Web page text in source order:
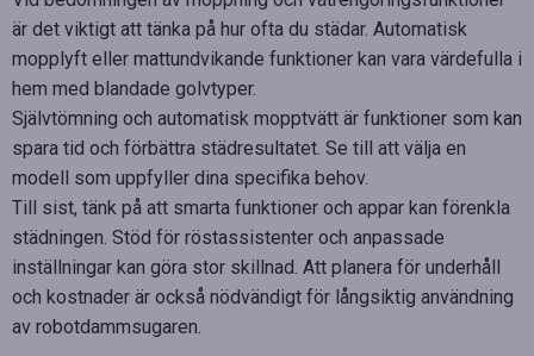
är det viktigt att tänka på hur ofta du städar. Automatisk
mopplyft eller mattundvikande funktioner kan vara värdefulla i
hem med blandade golvtyper.
Självtömning och automatisk mopptvätt är funktioner som kan
spara tid och förbättra städresultatet. Se till att välja en
modell som uppfyller dina specifika behov.
Till sist, tänk på att smarta funktioner och appar kan förenkla
städningen. Stöd för röstassistenter och anpassade
inställningar kan göra stor skillnad. Att planera för underhåll
och kostnader är också nödvändigt för långsiktig användning
av robotdammsugaren.